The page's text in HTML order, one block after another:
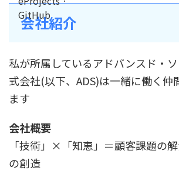
会社紹介
私が所属しているアドバンスド・
式会社(以下、ADS)は一緒に働く仲
ます
会社概要
「技術」×「知恵」＝顧客課題の
の創造